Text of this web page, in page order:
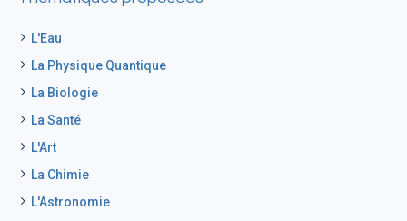
L'Eau
La Physique Quantique
La Biologie
La Santé
L'Art
La Chimie
L'Astronomie